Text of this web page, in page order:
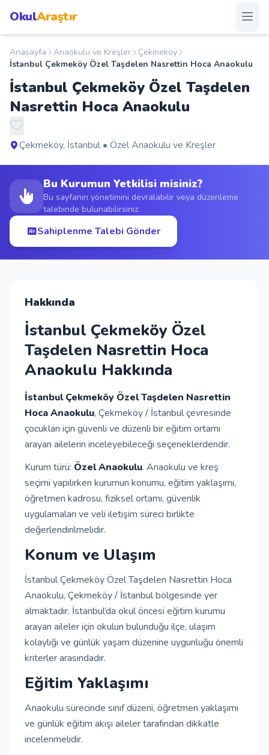
OkulAraştır
Anasayfa
Okullar
Şehirler
Duyurular
S.S.S.
Blog
Giriş Yap
Kayıt Ol
Okul Ekle
Anasayfa Anaokulu ve Kreşler
Çekmeköy
İstanbul Çekmeköy Özel Taşdelen Nasrettin Hoca Anaokulu
İstanbul Çekmeköy Özel Taşdelen
Nasrettin Hoca Anaokulu
Çekmeköy, İstanbul • Özel Anaokulu ve Kreşler
Bu Kurumun Yetkilisi misiniz?
Bu sayfanın yönetimini devralabilir veya düzenleme
talebinde bulunabilirsiniz.
Sahiplenme Talebi Gönder
Hakkında
İstanbul Çekmeköy Özel
Taşdelen Nasrettin Hoca
Anaokulu Hakkında
İstanbul Çekmeköy Özel Taşdelen Nasrettin
Hoca Anaokulu, Çekmeköy / İstanbul çevresinde
çocukları için güvenli ve düzenli bir eğitim ortamı
arayan ailelerin inceleyebileceği seçeneklerdendir.
Kurum türü: Özel Anaokulu. Anaokulu ve kreş
seçimi yapılırken kurumun konumu, eğitim yaklaşımı,
öğretmen kadrosu, fiziksel ortamı, güvenlik
uygulamaları ve veli iletişim süreci birlikte
değerlendirilmelidir.
Konum ve Ulaşım
İstanbul Çekmeköy Özel Taşdelen Nasrettin Hoca
Anaokulu, Çekmeköy / İstanbul bölgesinde yer
almaktadır. İstanbul’da okul öncesi eğitim kurumu
arayan aileler için okulun bulunduğu ilçe, ulaşım
kolaylığı ve günlük yaşam düzenine uygunluğu önemli
kriterler arasındadır.
Eğitim Yaklaşımı
Anaokulu sürecinde sınıf düzeni, öğretmen yaklaşımı
ve günlük eğitim akışı aileler tarafından dikkatle
incelenmelidir.